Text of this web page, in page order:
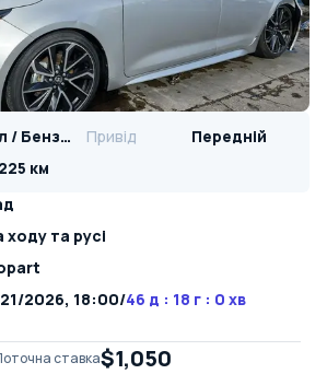
2.0л / Бензин Привід
Передній
км
​​ходу та русі
2026, 18:00/46 д : 18 г : 0 хв
ставка$1,050